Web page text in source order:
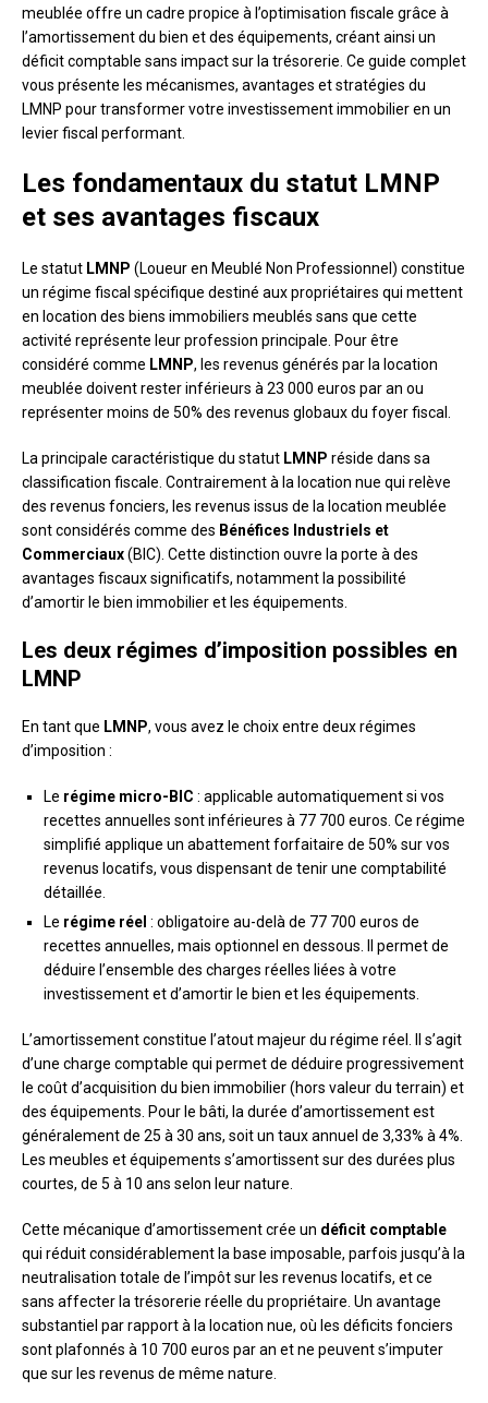
meublée offre un cadre propice à l’optimisation fiscale grâce à
l’amortissement du bien et des équipements, créant ainsi un
déficit comptable sans impact sur la trésorerie. Ce guide complet
vous présente les mécanismes, avantages et stratégies du
LMNP pour transformer votre investissement immobilier en un
levier fiscal performant.
Les fondamentaux du statut LMNP
et ses avantages fiscaux
Le statut LMNP (Loueur en Meublé Non Professionnel) constitue
un régime fiscal spécifique destiné aux propriétaires qui mettent
en location des biens immobiliers meublés sans que cette
activité représente leur profession principale. Pour être
considéré comme LMNP, les revenus générés par la location
meublée doivent rester inférieurs à 23 000 euros par an ou
représenter moins de 50% des revenus globaux du foyer fiscal.
La principale caractéristique du statut LMNP réside dans sa
classification fiscale. Contrairement à la location nue qui relève
des revenus fonciers, les revenus issus de la location meublée
sont considérés comme des Bénéfices Industriels et
Commerciaux(BIC). Cette distinction ouvre la porte à des
avantages fiscaux significatifs, notamment la possibilité
d’amortir le bien immobilier et les équipements.
Les deux régimes d’imposition possibles en
LMNP
En tant que LMNP, vous avez le choix entre deux régimes
d’imposition :
Le régime micro-BIC : applicable automatiquement si vos
recettes annuelles sont inférieures à 77 700 euros. Ce régime
simplifié applique un abattement forfaitaire de 50% sur vos
revenus locatifs, vous dispensant de tenir une comptabilité
détaillée.
Le régime réel : obligatoire au-delà de 77 700 euros de
recettes annuelles, mais optionnel en dessous. Il permet de
déduire l’ensemble des charges réelles liées à votre
investissement et d’amortir le bien et les équipements.
L’amortissement constitue l’atout majeur du régime réel. Il s’agit
d’une charge comptable qui permet de déduire progressivement
le coût d’acquisition du bien immobilier (hors valeur du terrain) et
des équipements. Pour le bâti, la durée d’amortissement est
généralement de 25 à 30 ans, soit un taux annuel de 3,33% à 4%.
Les meubles et équipements s’amortissent sur des durées plus
courtes, de 5 à 10 ans selon leur nature.
Cette mécanique d’amortissement crée un déficit comptable
qui réduit considérablement la base imposable, parfois jusqu’à la
neutralisation totale de l’impôt sur les revenus locatifs, et ce
sans affecter la trésorerie réelle du propriétaire. Un avantage
substantiel par rapport à la location nue, où les déficits fonciers
sont plafonnés à 10 700 euros par an et ne peuvent s’imputer
que sur les revenus de même nature.